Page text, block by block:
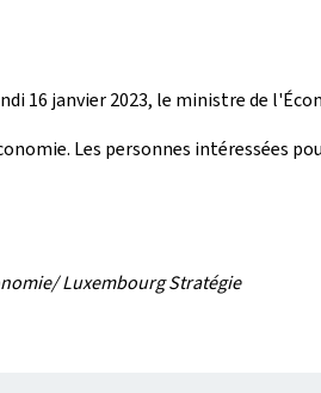
16 janvier 2023, le ministre de
Les personnes intéressées
Luxembourg Stratégie